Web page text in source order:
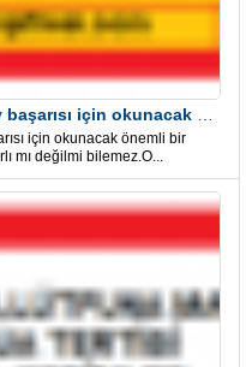
için okunacak önemli bir
mı değilmi bilemez.O...